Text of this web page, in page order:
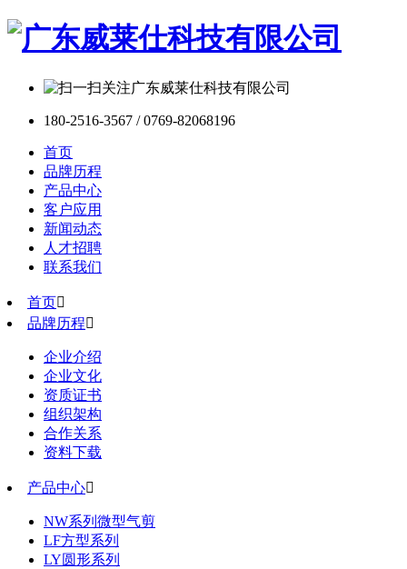
180-2516-3567 / 0769-82068196
首页
品牌历程
产品中心
客户应用
新闻动态
人才招聘
联系我们
首页
品牌历程
企业介绍
企业文化
资质证书
组织架构
合作关系
资料下载
产品中心
NW系列微型气剪
LF方型系列
LY圆形系列